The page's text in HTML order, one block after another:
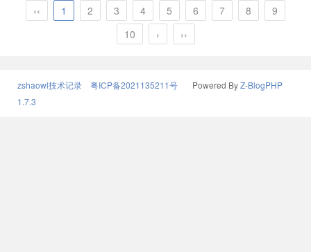
‹‹ 1 2 3 4 5 6 7 8
9
10
› ››
zshaowl技术记录 粤ICP备2021135211号 Powered ByZ-BlogPHP
1.7.3